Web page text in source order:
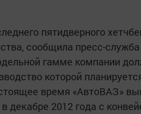
пятидверного
сообщила пресс-
гамме компании
которой
время «АвтоВАЗ»
декабре 2012 года с